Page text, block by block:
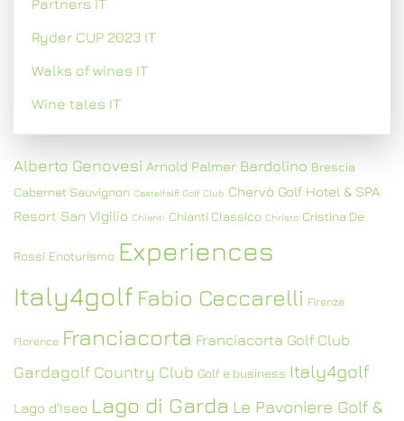
Partners IT
Ryder CUP 2023 IT
Walks of wines IT
Wine tales IT
Alberto Genovesi Arnold Palmer Bardolino Brescia
Cabernet Sauvignon Castelfalfi Golf Club Chervò Golf Hotel & SPA
Resort San Vigilio Chianti Chianti Classico Christo Cristina De
Rossi Enoturismo Experiences
Italy4golf Fabio Ceccarelli Firenze
Florence Franciacorta Franciacorta Golf Club
Gardagolf Country Club Golf e business Italy4golf
Lago d'Iseo Lago di Garda Le Pavoniere Golf &